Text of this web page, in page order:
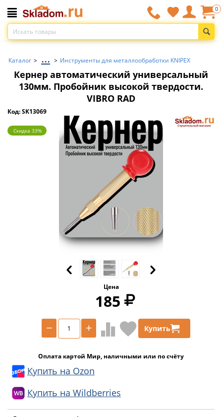
0
Каталог > ... > Инструменты для металлообработки KNIPEX
Кернер автоматический универсальный
130мм. Пробойник высокой твердости.
VIBRO RAD
Код: SK13069
Скидка 33%
Цена
185
+
− Купить
Оплата картой Мир, наличными или по счёту
Купить на Ozon
Купить на Wildberries